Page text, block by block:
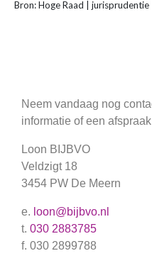
Bron: Hoge Raad |
Neem vandaag nog
informatie of een
Loon BIJBVO
Veldzigt 18
3454 PW De Meern
e. loon@bijbvo.nl
t. 030 2883785
f. 030 2899788